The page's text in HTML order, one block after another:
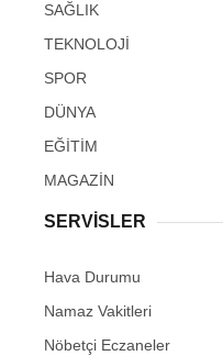
SAĞLIK
TEKNOLOJİ
SPOR
DÜNYA
EĞİTİM
MAGAZİN
SERVİSLER
Hava Durumu
Namaz Vakitleri
Nöbetçi Eczaneler